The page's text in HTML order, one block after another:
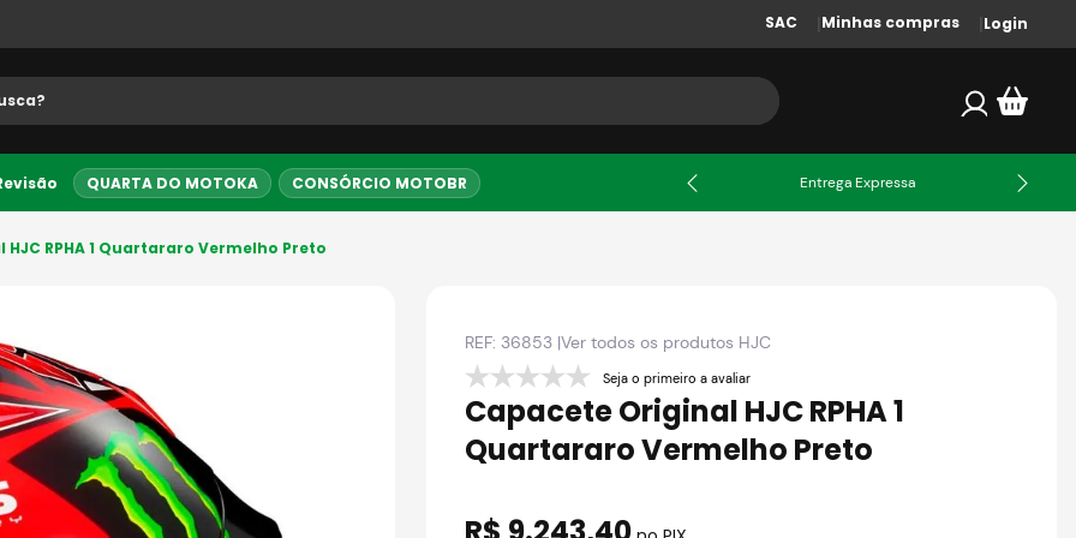
SAC Minhas compras Login
buscados
QUARTA DO MOTOKA CONSÓRCIO MOTOBR
Até 10x sem juros 5% OFF no PIX Entrega Expressa
RPHA 1 Quartararo Vermelho Preto
REF:36853 |Ver todos os produtos HJC
Seja o primeiro a avaliar
Capacete Original HJC RPHA 1
Quartararo Vermelho Preto